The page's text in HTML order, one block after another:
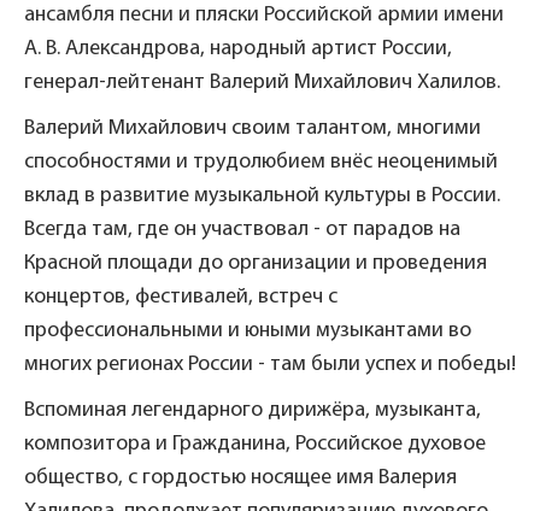
ансамбля песни и пляски Российской армии имени
А. В. Александрова, народный артист России,
генерал-лейтенант Валерий Михайлович Халилов.
Валерий Михайлович своим талантом, многими
способностями и трудолюбием внёс неоценимый
вклад в развитие музыкальной культуры в России.
Всегда там, где он участвовал - от парадов на
Красной площади до организации и проведения
концертов, фестивалей, встреч с
профессиональными и юными музыкантами во
многих регионах России - там были успех и победы!
Вспоминая легендарного дирижёра, музыканта,
композитора и Гражданина, Российское духовое
общество, с гордостью носящее имя Валерия